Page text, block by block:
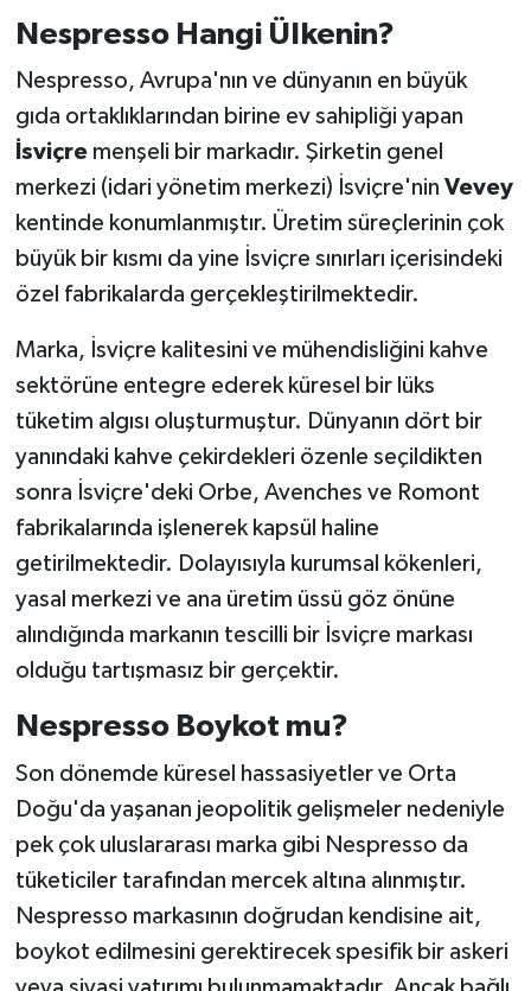
Nespresso Hangi Ülkenin?
Nespresso, Avrupa'nın ve dünyanın en büyük
gıda ortaklıklarından birine ev sahipliği yapan
İsviçremenşeli bir markadır. Şirketin genel
merkezi (idari yönetim merkezi) İsviçre'nin Vevey
kentinde konumlanmıştır. Üretim süreçlerinin çok
büyük bir kısmı da yine İsviçre sınırları içerisindeki
özel fabrikalarda gerçekleştirilmektedir.
Marka, İsviçre kalitesini ve mühendisliğini kahve
sektörüne entegre ederek küresel bir lüks
tüketim algısı oluşturmuştur. Dünyanın dört bir
yanındaki kahve çekirdekleri özenle seçildikten
sonra İsviçre'deki Orbe, Avenches ve Romont
fabrikalarında işlenerek kapsül haline
getirilmektedir. Dolayısıyla kurumsal kökenleri,
yasal merkezi ve ana üretim üssü göz önüne
alındığında markanın tescilli bir İsviçre markası
olduğu tartışmasız bir gerçektir.
Nespresso Boykot mu?
Son dönemde küresel hassasiyetler ve Orta
Doğu'da yaşanan jeopolitik gelişmeler nedeniyle
pek çok uluslararası marka gibi Nespresso da
tüketiciler tarafından mercek altına alınmıştır.
Nespresso markasının doğrudan kendisine ait,
boykot edilmesini gerektirecek spesifik bir askeri